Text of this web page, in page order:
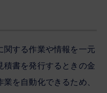
関する作業や情報を一元
積書を発行するときの金
を自動化できるため、